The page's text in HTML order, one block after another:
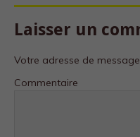
Laisser un
Votre adresse de
Commentaire